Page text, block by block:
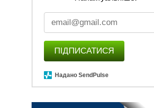
ПІДПИСАТИСЯ
Надано SendPulse